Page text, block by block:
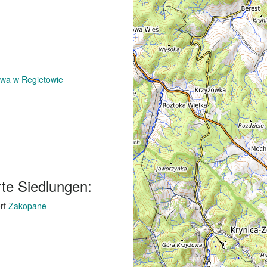
w Regietowie
Siedlungen:
Zakopane